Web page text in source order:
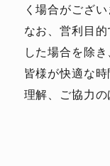
く場合がござい
なお、営利目
した場合を除
皆様が快適な
理解、ご協力の